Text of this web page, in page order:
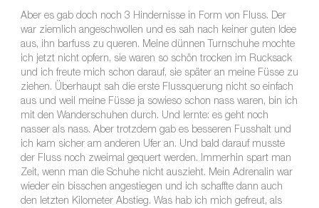
Aber es gab doch noch 3 Hindernisse in Form von Fluss. Der
war ziemlich angeschwollen und es sah nach keiner guten Idee
aus, ihn barfuss zu queren. Meine dünnen Turnschuhe mochte
ich jetzt nicht opfern, sie waren so schön trocken im Rucksack
und ich freute mich schon darauf, sie später an meine Füsse zu
ziehen. Überhaupt sah die erste Flussquerung nicht so einfach
aus und weil meine Füsse ja sowieso schon nass waren, bin ich
mit den Wanderschuhen durch. Und lernte: es geht noch
nasser als nass. Aber trotzdem gab es besseren Fusshalt und
ich kam sicher am anderen Ufer an. Und bald darauf musste
der Fluss noch zweimal gequert werden. Immerhin spart man
Zeit, wenn man die Schuhe nicht auszieht. Mein Adrenalin war
wieder ein bisschen angestiegen und ich schaffte dann auch
den letzten Kilometer Abstieg. Was hab ich mich gefreut, als